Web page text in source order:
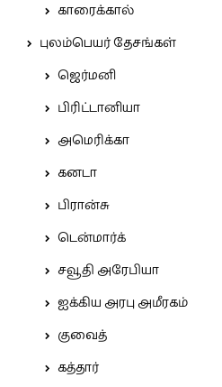
காரைக்கால்
புலம்பெயர் தேசங்கள்
ஜெர்மனி
பிரிட்டானியா
அமெரிக்கா
கனடா
பிரான்சு
டென்மார்க்
சவூதி அரேபியா
ஐக்கிய அரபு அமீரகம்
குவைத்
கத்தார்